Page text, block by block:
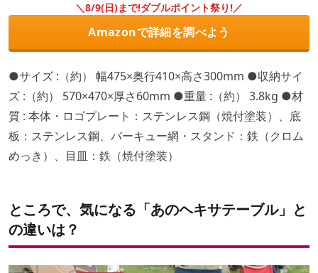
＼8/9(日)まで!ダブルポイント祭り!／
Amazonで詳細を調べよう
●サイズ :（約） 幅475×奥行410×高さ300mm ●収納サイ
ズ :（約） 570×470×厚さ60mm ●重量 :（約） 3.8kg ●材
質 : 本体・ロゴプレート：ステンレス鋼（焼付塗装）、底
板：ステンレス鋼、バーキュー網・スタンド：鉄（クロム
めっき）、目皿：鉄（焼付塗装）
ところで、気になる「あのヘキサテーブル」と
の違いは？